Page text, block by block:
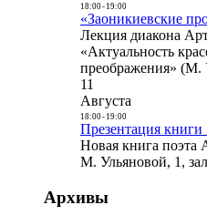
18:00- 19:00
«Заоникиевские
Лекция диакона
«Актуальность
преображения» (М.
11
Августа
18:00- 19:00
Презентация книги
Новая книга поэта
М. Ульяновой, 1,
Архивы